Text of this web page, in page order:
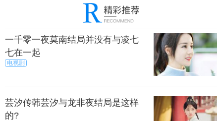
6的这颗麒麟695处理器，其曾用在HUAWEI nova
2系列上。它采用八核心CortexA53架构，4个大核+4
个小核设计，基于16nm工艺打造，属于麒麟650的升
级版，基本水平处于高通骁龙626的级别。
芒6进行《王者荣耀》游戏，在最高画质下能稳定
在30帧，即使是参加复杂的团战也不会出现严重的掉
帧情况。同时，游戏过程中，机身发热情况也控制得
一千零一夜莫南结局并没有与凌七
七在一起
电视剧
芸汐传韩芸汐与龙非夜结局是这样
的?